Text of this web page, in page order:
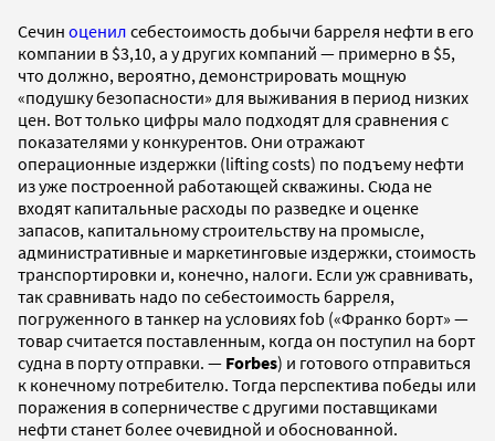
Сечин оценил себестоимость добычи барреля нефти в его
компании в $3,10, а у других компаний — примерно в $5,
что должно, вероятно, демонстрировать мощную
«подушку безопасности» для выживания в период низких
цен. Вот только цифры мало подходят для сравнения с
показателями у конкурентов. Они отражают
операционные издержки (lifting costs) по подъему нефти
из уже построенной работающей скважины. Сюда не
входят капитальные расходы по разведке и оценке
запасов, капитальному строительству на промысле,
административные и маркетинговые издержки, стоимость
транспортировки и, конечно, налоги. Если уж сравнивать,
так сравнивать надо по себестоимость барреля,
погруженного в танкер на условиях fob («Франко борт» —
товар считается поставленным, когда он поступил на борт
судна в порту отправки. — Forbes) и готового отправиться
к конечному потребителю. Тогда перспектива победы или
поражения в соперничестве с другими поставщиками
нефти станет более очевидной и обоснованной.